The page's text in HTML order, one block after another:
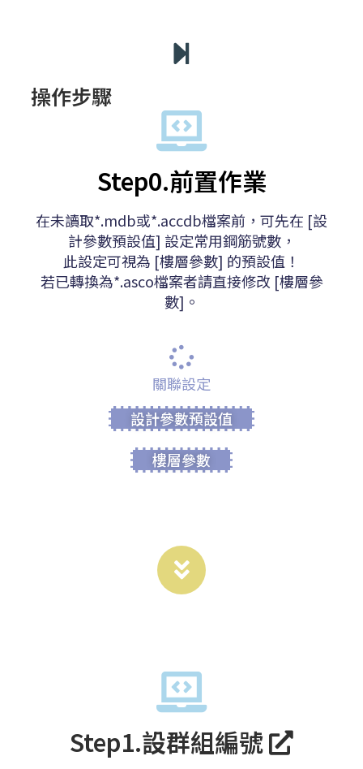
操作步驟
Step0.前置作業
在未讀取*.mdb或*.accdb檔案前，可先在 [設
計參數預設值] 設定常用鋼筋號數，
此設定可視為 [樓層參數] 的預設值！
若已轉換為*.asco檔案者請直接修改 [樓層參
數]。
關聯設定
設計參數預設值
樓層參數
Step1.設群組編號